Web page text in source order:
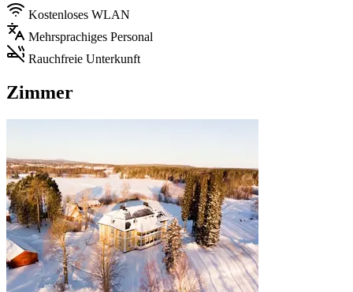
Kostenloses WLAN
Mehrsprachiges Personal
Rauchfreie Unterkunft
Zimmer